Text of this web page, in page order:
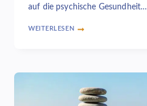
auf die psychische Gesundheit…
WEITERLESEN
PSYCHISCHE
KRIEG
EINGEBROCHEN: